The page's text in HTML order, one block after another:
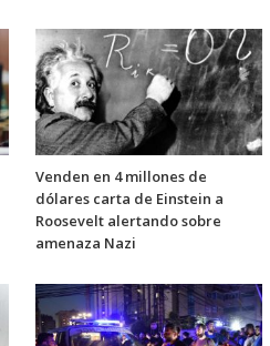
Venden en 4 millones de
dólares carta de Einstein a
Roosevelt alertando sobre
amenaza Nazi